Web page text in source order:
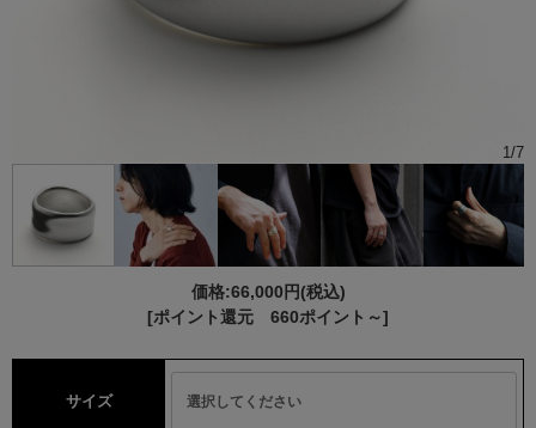
1/7
価格:66,000円(税込)
[ポイント還元 660ポイント～]
サイズ